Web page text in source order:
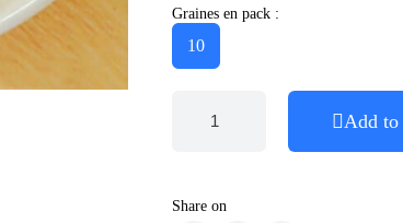
Graines en pack :
10
Add to
Share on